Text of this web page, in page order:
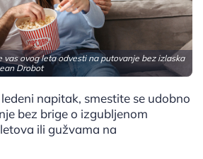
vas ovog leta odvesti na putovanje bez izlaska
Drobot
napitak, smestite se udobno
bez brige o izgubljenom
ili gužvama na